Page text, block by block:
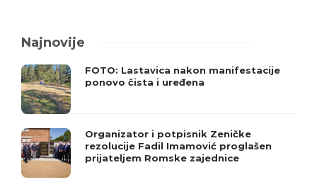
Najnovije
FOTO: Lastavica nakon manifestacije
ponovo čista i uređena
Organizator i potpisnik Zeničke
rezolucije Fadil Imamović proglašen
prijateljem Romske zajednice